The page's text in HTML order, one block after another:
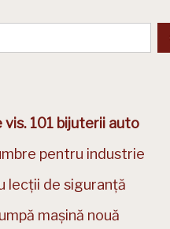
vis. 101 bijuterii auto
pentru industrie
lecții de siguranță
mașină nouă